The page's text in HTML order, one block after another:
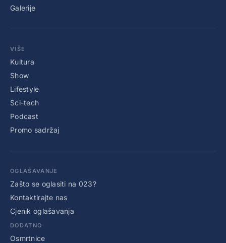
Galerije
VIŠE
Kultura
Show
Lifestyle
Sci-tech
Podcast
Promo sadržaj
OGLAŠAVANJE
Zašto se oglasiti na 023?
Kontaktirajte nas
Cjenik oglašavanja
DODATNO
Osmrtnice